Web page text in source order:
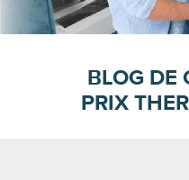
BLOG DE
PRIX